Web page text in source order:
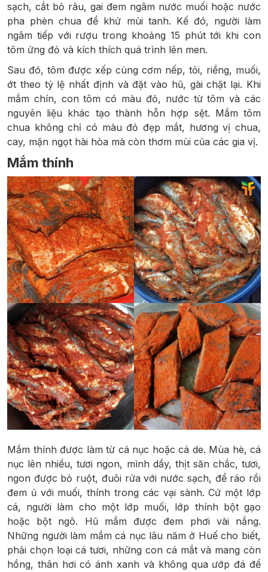
sạch, cắt bỏ râu, gai đem ngâm nước muối hoặc nước
pha phèn chua để khử mùi tanh. Kế đó, người làm
ngâm tiếp với rượu trong khoảng 15 phút tới khi con
tôm ửng đỏ và kích thích quá trình lên men.
Sau đó, tôm được xếp cùng cơm nếp, tỏi, riềng, muối,
ớt theo tỷ lệ nhất định và đặt vào hũ, gài chặt lại. Khi
mắm chín, con tôm có màu đỏ, nước từ tôm và các
nguyên liệu khác tạo thành hỗn hợp sệt. Mắm tôm
chua không chỉ có màu đỏ đẹp mắt, hương vị chua,
cay, mặn ngọt hài hòa mà còn thơm mùi của các gia vị.
Mắm thính
Mắm thính được làm từ cá nục hoặc cá de. Mùa hè, cá
nục lên nhiều, tươi ngon, mình dầy, thịt săn chắc, tươi,
ngon được bỏ ruột, đuôi rửa với nước sạch, để ráo rồi
đem ủ với muối, thính trong các vại sành. Cứ một lớp
cá, người làm cho một lớp muối, lớp thính bột gạo
hoặc bột ngô. Hũ mắm được đem phơi vài nắng.
Những người làm mắm cá nục lâu năm ở Huế cho biết,
phải chọn loại cá tươi, những con cá mắt và mang còn
hồng, thân hơi có ánh xanh và không qua ướp đá để